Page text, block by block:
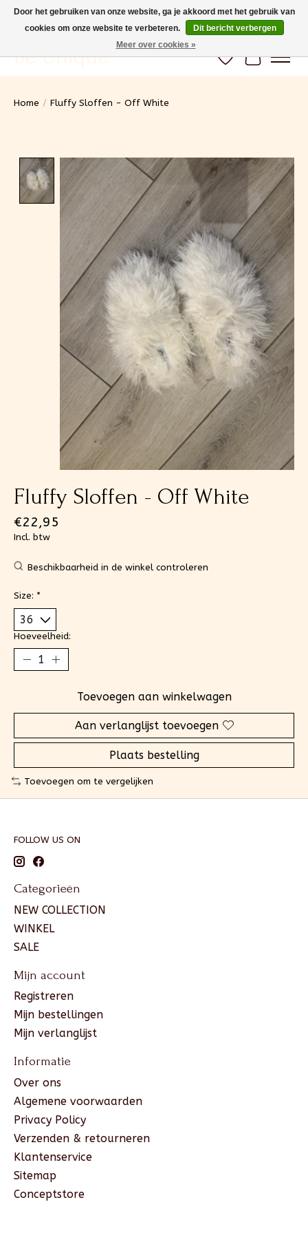
Gratis verzending vanaf 100€ (BE) Snelle levering
Be Unique Verlanglijst
Home / Fluffy Sloffen - Off White
Product image slideshow Items
Fluffy Sloffen - Off White
€22,95
Incl. btw
Beschikbaarheid in de winkel controleren
Size: *
Hoeveelheid:
Toevoegen aan winkelwagen
Aan verlanglijst toevoegen
Plaats bestelling
Toevoegen om te vergelijken
FOLLOW US ON
Categorieën
NEW COLLECTION
WINKEL
SALE
Mijn account
Registreren
Mijn bestellingen
Mijn verlanglijst
Informatie
Over ons
Algemene voorwaarden
Privacy Policy
Verzenden & retourneren
Klantenservice
Sitemap
Conceptstore
Door het gebruiken van onze website, ga je akkoord met het gebruik van
cookies om onze website te verbeteren.
Dit bericht verbergen
Meer over cookies »